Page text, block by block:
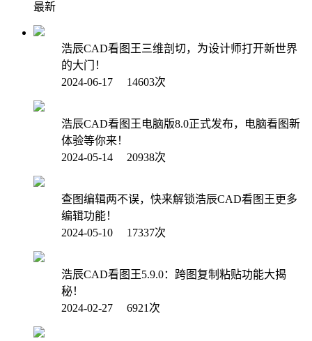
最新
浩辰CAD看图王三维剖切，为设计师打开新世界
的大门！
2024-06-17 14603次
浩辰CAD看图王电脑版8.0正式发布，电脑看图新
体验等你来！
2024-05-14 20938次
查图编辑两不误，快来解锁浩辰CAD看图王更多
编辑功能！
2024-05-10 17337次
浩辰CAD看图王5.9.0：跨图复制粘贴功能大揭
秘！
2024-02-27 6921次